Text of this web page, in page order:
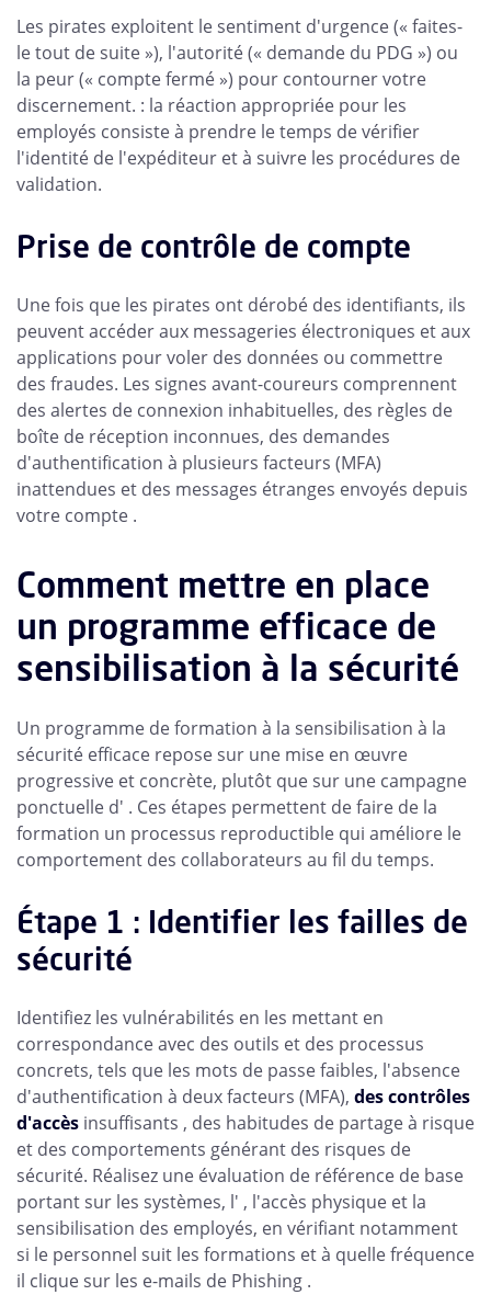
Les pirates exploitent le sentiment d'urgence (« faites-
le tout de suite »), l'autorité (« demande du PDG ») ou
la peur (« compte fermé ») pour contourner votre
discernement. : la réaction appropriée pour les
employés consiste à prendre le temps de vérifier
l'identité de l'expéditeur et à suivre les procédures de
validation.
Prise de contrôle de compte
Une fois que les pirates ont dérobé des identifiants, ils
peuvent accéder aux messageries électroniques et aux
applications pour voler des données ou commettre
des fraudes. Les signes avant-coureurs comprennent
des alertes de connexion inhabituelles, des règles de
boîte de réception inconnues, des demandes
d'authentification à plusieurs facteurs (MFA)
inattendues et des messages étranges envoyés depuis
votre compte .
Comment mettre en place
un programme efficace de
sensibilisation à la sécurité
Un programme de formation à la sensibilisation à la
sécurité efficace repose sur une mise en œuvre
progressive et concrète, plutôt que sur une campagne
ponctuelle d' . Ces étapes permettent de faire de la
formation un processus reproductible qui améliore le
comportement des collaborateurs au fil du temps.
Étape 1 : Identifier les failles de
sécurité
Identifiez les vulnérabilités en les mettant en
correspondance avec des outils et des processus
concrets, tels que les mots de passe faibles, l'absence
d'authentification à deux facteurs (MFA), des contrôles
d'accès insuffisants , des habitudes de partage à risque
et des comportements générant des risques de
sécurité. Réalisez une évaluation de référence de base
portant sur les systèmes, l' , l'accès physique et la
sensibilisation des employés, en vérifiant notamment
si le personnel suit les formations et à quelle fréquence
il clique sur les e-mails de Phishing .